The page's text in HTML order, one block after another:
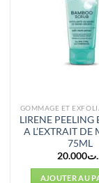
GOMMAGE ET
LIRENE
A L’EXTRAIT DE
75ML
20.000
AJOUTER AU